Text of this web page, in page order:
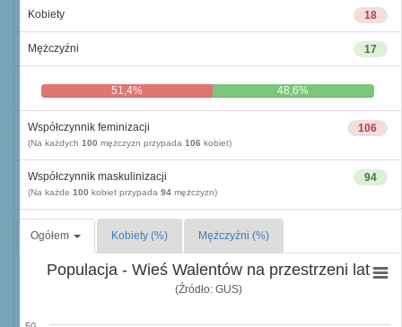
18
Kobiety
17
Mężczyźni
51,4% 48,6%
106
Współczynnik feminizacji
(Na każdych 100 mężczyzn przypada 106 kobiet)
94
Współczynnik maskulinizacji
(Na każde 100 kobiet przypada 94 mężczyzn)
Ogółem Kobiety (%) Mężczyźni (%)
Populacja - Wieś Walentów na przestrzeni lat
(Źródło: GUS)